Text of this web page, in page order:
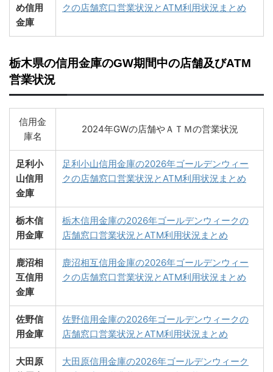
め信用
金庫
クの店舗窓口営業状況とATM利用状況まとめ
栃木県の信用金庫のGW期間中の店舗及びATM
営業状況
信用金
庫名
2024年GWの店舗やＡＴＭの営業状況
足利小
山信用
金庫
足利小山信用金庫の2026年ゴールデンウィー
クの店舗窓口営業状況とATM利用状況まとめ
栃木信
用金庫
栃木信用金庫の2026年ゴールデンウィークの
店舗窓口営業状況とATM利用状況まとめ
鹿沼相
互信用
金庫
鹿沼相互信用金庫の2026年ゴールデンウィー
クの店舗窓口営業状況とATM利用状況まとめ
佐野信
用金庫
佐野信用金庫の2026年ゴールデンウィークの
店舗窓口営業状況とATM利用状況まとめ
大田原
大田原信用金庫の2026年ゴールデンウィーク